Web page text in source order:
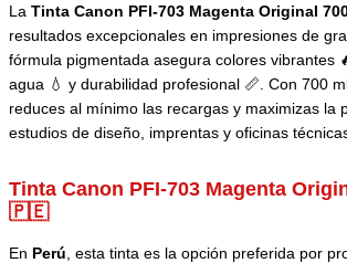
La Tinta Canon PFI-703 Magenta Original
resultados excepcionales en impresiones de
fórmula pigmentada asegura colores vibrantes
agua 💧 y durabilidad profesional 📏. Con 700
reduces al mínimo las recargas y maximizas la
estudios de diseño, imprentas y oficinas
Tinta Canon PFI-703 Magenta
🇵🇪
En Perú , esta tinta es la opción preferida por